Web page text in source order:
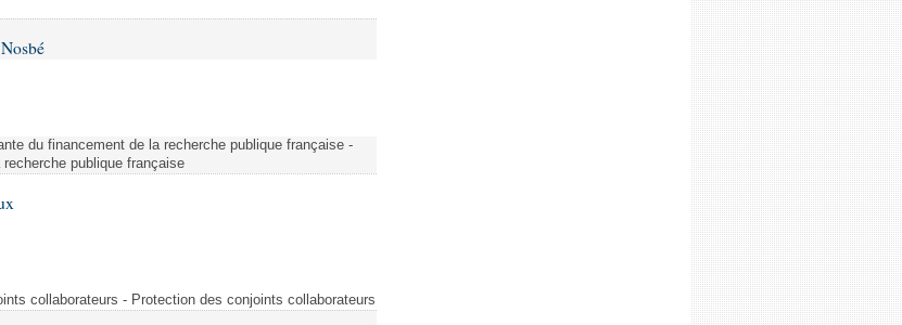
du financement de la recherche publique française -
publique française
collaborateurs - Protection des conjoints collaborateurs